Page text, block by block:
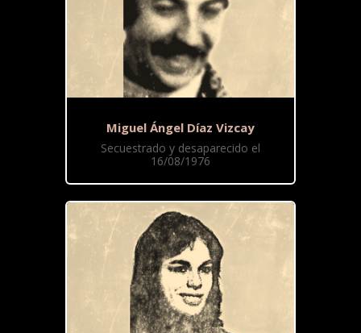
Miguel Ángel Díaz Vizcay
Secuestrado y desaparecido el
16/08/1976